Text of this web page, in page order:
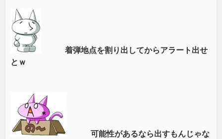
着弾地点を割り出してからアラート出せ
とｗ
可能性があるなら出すもんじゃな